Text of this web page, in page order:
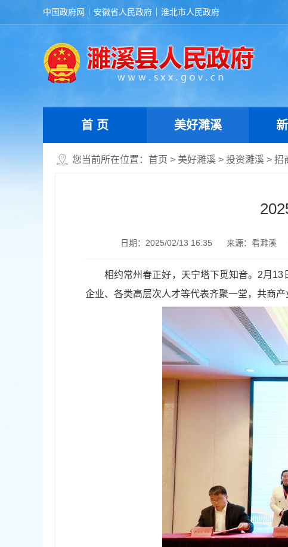
中国政府网 安徽省人民政府 淮北市人民政府
首 页 美好濉溪
您当前所在位置： 首页 > 美好濉溪 > 投资濉溪 > 招
日期：2025/02/13 16:35 来源：看濉溪
相约常州春正好，天宁塔下觅知音。2月13
企业、各类高层次人才等代表齐聚一堂，共商